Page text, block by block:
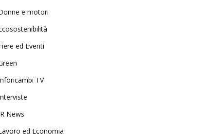
e motori
ed Eventi
TV
News
ed Economia